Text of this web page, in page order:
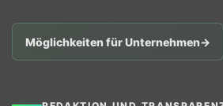
Möglichkeiten für Unternehmen→